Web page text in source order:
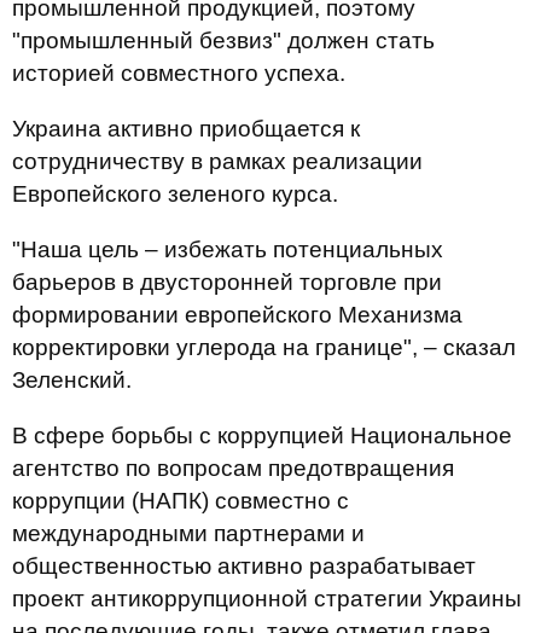
промышленной продукцией, поэтому
"промышленный безвиз" должен стать
историей совместного успеха.
Украина активно приобщается к
сотрудничеству в рамках реализации
Европейского зеленого курса.
"Наша цель – избежать потенциальных
барьеров в двусторонней торговле при
формировании европейского Механизма
корректировки углерода на границе", – сказал
Зеленский.
В сфере борьбы с коррупцией Национальное
агентство по вопросам предотвращения
коррупции (НАПК) совместно с
международными партнерами и
общественностью активно разрабатывает
проект антикоррупционной стратегии Украины